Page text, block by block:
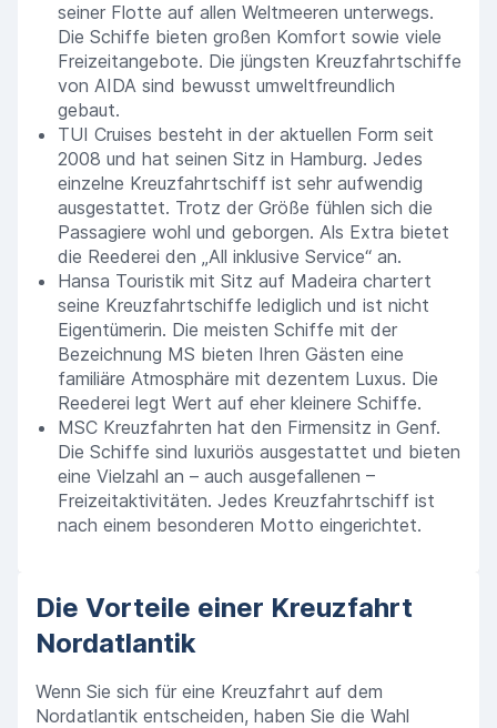
seiner Flotte auf allen Weltmeeren unterwegs.
Die Schiffe bieten großen Komfort sowie viele
Freizeitangebote. Die jüngsten Kreuzfahrtschiffe
von AIDA sind bewusst umweltfreundlich
gebaut.
TUI Cruises besteht in der aktuellen Form seit
2008 und hat seinen Sitz in Hamburg. Jedes
einzelne Kreuzfahrtschiff ist sehr aufwendig
ausgestattet. Trotz der Größe fühlen sich die
Passagiere wohl und geborgen. Als Extra bietet
die Reederei den „All inklusive Service“ an.
Hansa Touristik mit Sitz auf Madeira chartert
seine Kreuzfahrtschiffe lediglich und ist nicht
Eigentümerin. Die meisten Schiffe mit der
Bezeichnung MS bieten Ihren Gästen eine
familiäre Atmosphäre mit dezentem Luxus. Die
Reederei legt Wert auf eher kleinere Schiffe.
MSC Kreuzfahrten hat den Firmensitz in Genf.
Die Schiffe sind luxuriös ausgestattet und bieten
eine Vielzahl an – auch ausgefallenen –
Freizeitaktivitäten. Jedes Kreuzfahrtschiff ist
nach einem besonderen Motto eingerichtet.
Die Vorteile einer Kreuzfahrt
Nordatlantik
Wenn Sie sich für eine Kreuzfahrt auf dem
Nordatlantik entscheiden, haben Sie die Wahl